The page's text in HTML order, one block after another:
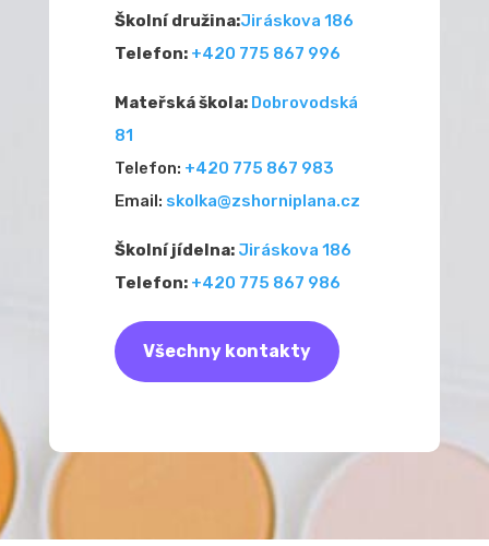
Školní družina:Jiráskova 186
Telefon: +420 775 867 996
Mateřská škola: Dobrovodská
81
Telefon: +420 775 867 983
Email: skolka@zshorniplana.cz
Školní jídelna: Jiráskova 186
Telefon: +420 775 867 986
Všechny kontakty